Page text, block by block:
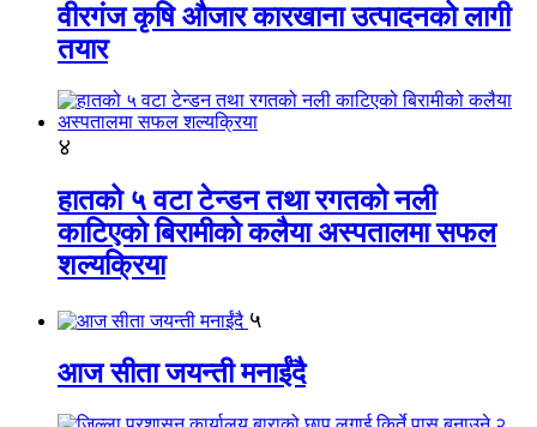
वीरगंज कृषि औजार कारखाना उत्पादनको लागी
तयार
४
हातको ५ वटा टेन्डन तथा रगतको नली
काटिएको बिरामीको कलैया अस्पतालमा सफल
शल्यक्रिया
५
आज सीता जयन्ती मनाईंदै